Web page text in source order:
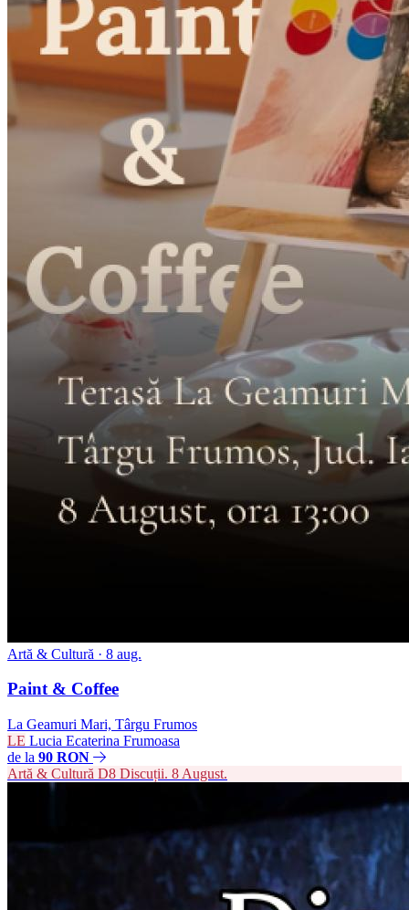
Artă & Cultură · 8 aug.
Paint & Coffee
La Geamuri Mari, Târgu Frumos
LE Lucia Ecaterina Frumoasa
de la 90 RON
Artă & Cultură D8 Discuții. 8 August.